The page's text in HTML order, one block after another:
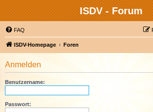
ISDV - Forum
FAQ
ISDV-Homepage Foren
Anmelden
Benutzername:
Passwort: